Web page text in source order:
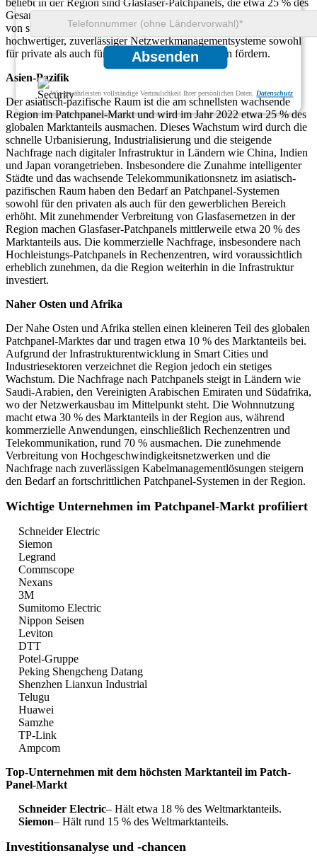
Absenden
Wir gewährleisten vollständige Vertraulichkeit Ihrer persönlichen Daten. Datenschutz
beliebt in der Region sind Glasfaser-Patchpanels, die etwa 25 % des
Gesamtmarktanteils ausmachen. Der europäische Markt wird auch
von strengen Regulierungsstandards beeinflusst, die die Einführung
hochwertiger, zuverlässiger Netzwerkmanagementsysteme sowohl
für private als auch für gewerbliche Anwendungen fördern.
Asien-Pazifik
Der asiatisch-pazifische Raum ist die am schnellsten wachsende
Region im Patchpanel-Markt und wird im Jahr 2022 etwa 25 % des
globalen Marktanteils ausmachen. Dieses Wachstum wird durch die
schnelle Urbanisierung, Industrialisierung und die steigende
Nachfrage nach digitaler Infrastruktur in Ländern wie China, Indien
und Japan vorangetrieben. Insbesondere die Zunahme intelligenter
Städte und das wachsende Telekommunikationsnetz im asiatisch-
pazifischen Raum haben den Bedarf an Patchpanel-Systemen
sowohl für den privaten als auch für den gewerblichen Bereich
erhöht. Mit zunehmender Verbreitung von Glasfasernetzen in der
Region machen Glasfaser-Patchpanels mittlerweile etwa 20 % des
Marktanteils aus. Die kommerzielle Nachfrage, insbesondere nach
Hochleistungs-Patchpanels in Rechenzentren, wird voraussichtlich
erheblich zunehmen, da die Region weiterhin in die Infrastruktur
investiert.
Naher Osten und Afrika
Der Nahe Osten und Afrika stellen einen kleineren Teil des globalen
Patchpanel-Marktes dar und tragen etwa 10 % des Marktanteils bei.
Aufgrund der Infrastrukturentwicklung in Smart Cities und
Industriesektoren verzeichnet die Region jedoch ein stetiges
Wachstum. Die Nachfrage nach Patchpanels steigt in Ländern wie
Saudi-Arabien, den Vereinigten Arabischen Emiraten und Südafrika,
wo der Netzwerkausbau im Mittelpunkt steht. Die Wohnnutzung
macht etwa 30 % des Marktanteils in der Region aus, während
kommerzielle Anwendungen, einschließlich Rechenzentren und
Telekommunikation, rund 70 % ausmachen. Die zunehmende
Verbreitung von Hochgeschwindigkeitsnetzwerken und die
Nachfrage nach zuverlässigen Kabelmanagementlösungen steigern
den Bedarf an fortschrittlichen Patchpanel-Systemen in der Region.
Wichtige Unternehmen im Patchpanel-Markt profiliert
Schneider Electric
Siemon
Legrand
Commscope
Nexans
3M
Sumitomo Electric
Nippon Seisen
Leviton
DTT
Potel-Gruppe
Peking Shengcheng Datang
Shenzhen Lianxun Industrial
Telugu
Huawei
Samzhe
TP-Link
Ampcom
Top-Unternehmen mit dem höchsten Marktanteil im Patch-
Panel-Markt
Schneider Electric– Hält etwa 18 % des Weltmarktanteils.
Siemon– Hält rund 15 % des Weltmarktanteils.
Investitionsanalyse und -chancen